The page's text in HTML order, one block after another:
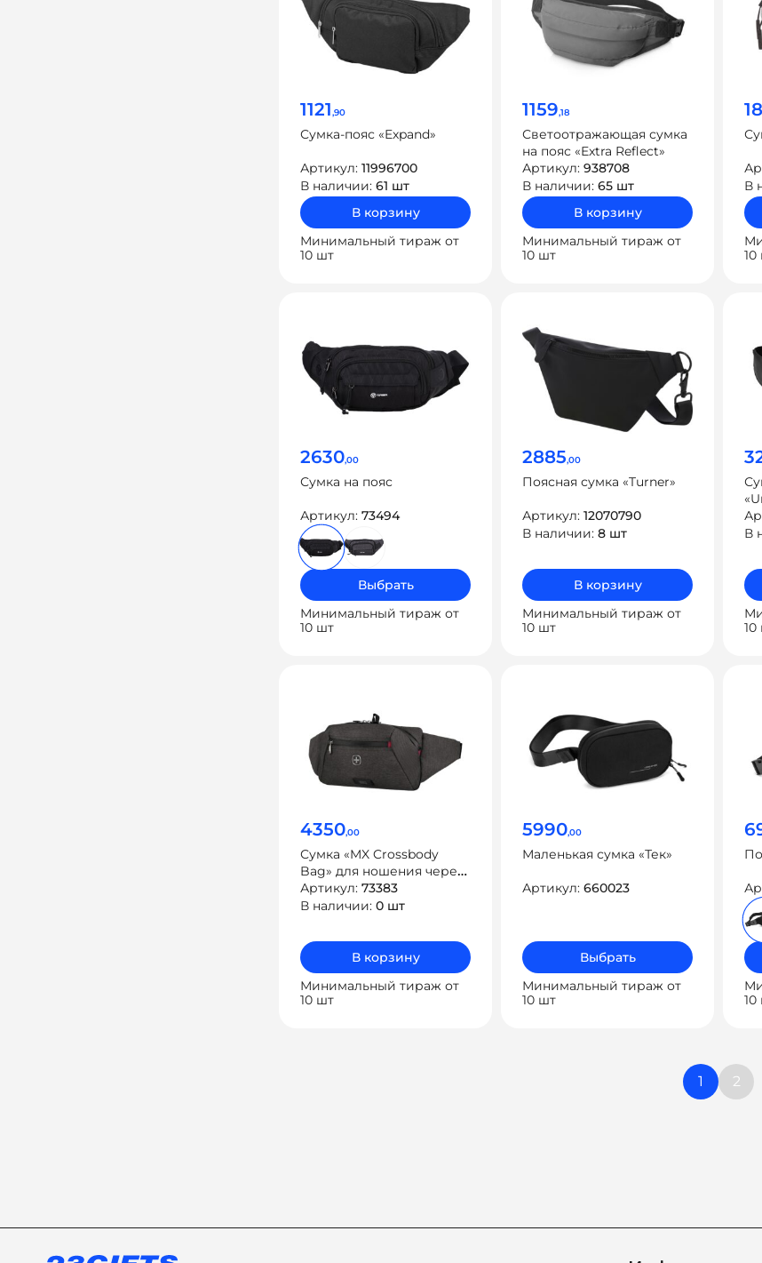
1121,90
Сумка-пояс «Expand»
Артикул: 11996700
В наличии: 61 шт
В корзину
Минимальный тираж от
10 шт
1159,18
Светоотражающая сумка
на пояс «Extra Reflect»
Артикул: 938708
В наличии: 65 шт
В корзину
Минимальный тираж от
10 шт
В
10
2630,00
Сумка на пояс
Артикул: 73494
Выбрать
Минимальный тираж от
10 шт
2885,00
Поясная сумка «Turner»
Артикул: 12070790
В наличии: 8 шт
В корзину
Минимальный тираж от
10 шт
В
10
4350,00
Сумка «MX Crossbody
Bag» для ношения через
плечо или на поясе
Артикул: 73383
В наличии: 0 шт
В корзину
Минимальный тираж от
10 шт
5990,00
Маленькая сумка «Тек»
Артикул: 660023
Выбрать
Минимальный тираж от
10 шт
10
по
1 2